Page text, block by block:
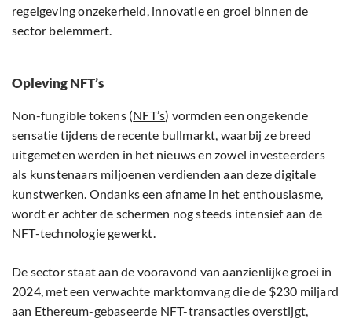
regelgeving onzekerheid, innovatie en groei binnen de
sector belemmert.
Opleving NFT’s
Non-fungible tokens (NFT’s) vormden een ongekende
sensatie tijdens de recente bullmarkt, waarbij ze breed
uitgemeten werden in het nieuws en zowel investeerders
als kunstenaars miljoenen verdienden aan deze digitale
kunstwerken. Ondanks een afname in het enthousiasme,
wordt er achter de schermen nog steeds intensief aan de
NFT-technologie gewerkt.
De sector staat aan de vooravond van aanzienlijke groei in
2024, met een verwachte marktomvang die de $230 miljard
aan Ethereum-gebaseerde NFT-transacties overstijgt,